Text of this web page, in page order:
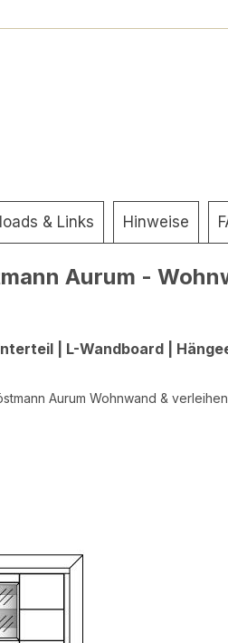
& Links Hinweise
Aurum -
| L-Wandboard |
Aurum Wohnwand &